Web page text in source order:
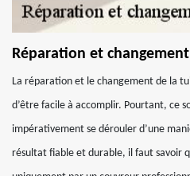
Réparation et
La réparation et le changement de la
d’être facile à accomplir. Pourtant, ce
impérativement se dérouler d’une
résultat fiable et durable, il faut savoir